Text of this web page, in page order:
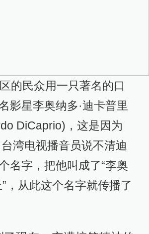
民众用一只著名的口
影星李奥纳多·迪卡普里
DiCaprio)，这是因为
湾电视播音员说不清迪
名字，把他叫成了“李奥
，从此这个名字就传播了